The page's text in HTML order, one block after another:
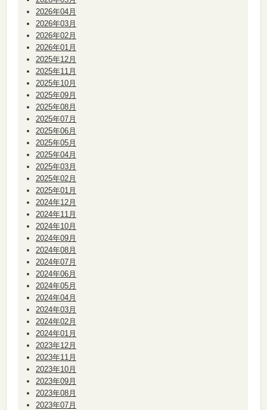
2026年04月
2026年03月
2026年02月
2026年01月
2025年12月
2025年11月
2025年10月
2025年09月
2025年08月
2025年07月
2025年06月
2025年05月
2025年04月
2025年03月
2025年02月
2025年01月
2024年12月
2024年11月
2024年10月
2024年09月
2024年08月
2024年07月
2024年06月
2024年05月
2024年04月
2024年03月
2024年02月
2024年01月
2023年12月
2023年11月
2023年10月
2023年09月
2023年08月
2023年07月